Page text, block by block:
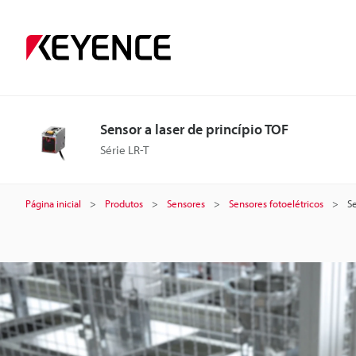
Sensor a laser de princípio TOF
Série LR-T
Página inicial Produtos Sensores Sensores fotoelétricos
S
e
o
r
a